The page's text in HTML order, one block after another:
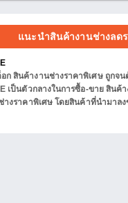
แนะนำสินค้างานช่างลด
ก สินค้างานช่างราคาพิเศษ ถูกจ
เป็นตัวกลางในการซื้อ-ขาย สิน
งราคาพิเศษ โดยสินค้าที่นำมาล